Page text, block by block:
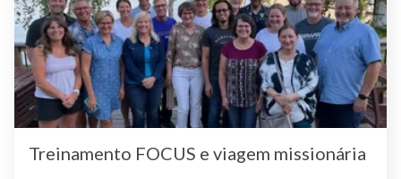
Treinamento FOCUS e viagem missionária